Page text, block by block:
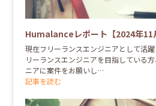
Humalanceレポート【2024年11
現在フリーランスエンジニアとして活
リーランスエンジニアを目指している
ニアに案件をお願いし…
記事を読む